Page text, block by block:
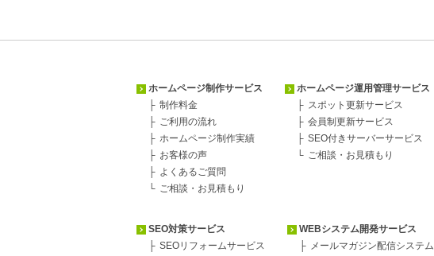
ホームページ制作サービス
制作料金
ご利用の流れ
ホームページ制作実績
お客様の声
よくあるご質問
ご相談・お見積もり
ホームページ運用管理サービス
スポット更新サービス
会員制更新サービス
SEO付きサーバーサービス
ご相談・お見積もり
SEO対策サービス
SEOリフォームサービス
WEBシステム開発サービス
メールマガジン配信システム